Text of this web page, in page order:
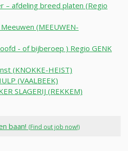
– afdeling breed platen (Regio
(MEEUWEN-
- of bijberoep ) Regio GENK
(KNOKKE-HEIST)
(VAALBEEK)
SLAGERIJ (REKKEM)
baan! (Find out job now!)